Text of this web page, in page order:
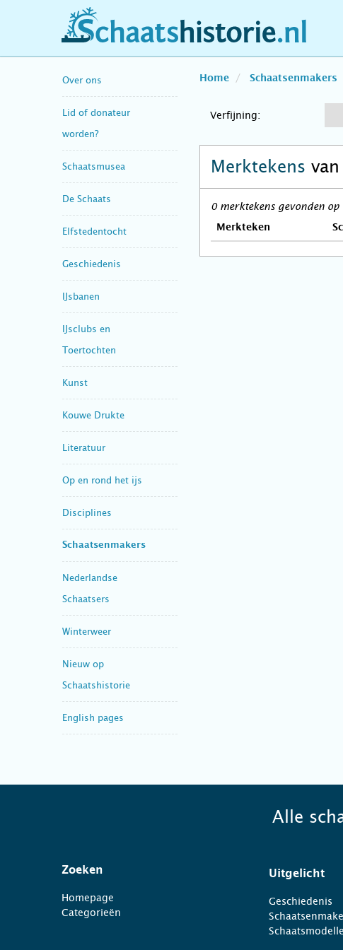
schaatshistorie.nl
Over ons
Lid of donateur
worden?
Schaatsmusea
De Schaats
Elfstedentocht
Geschiedenis
IJsbanen
IJsclubs en
Toertochten
Kunst
Kouwe Drukte
Literatuur
Op en rond het ijs
Disciplines
Schaatsenmakers
Nederlandse
Schaatsers
Winterweer
Nieuw op
Schaatshistorie
English pages
Home Schaatsenmakers
Verfijning:
Merktekens
0 merktekens gevonden
Merkteken
Alle
Zoeken
Homepage
Categorieën
Uitgelicht
Geschiedenis